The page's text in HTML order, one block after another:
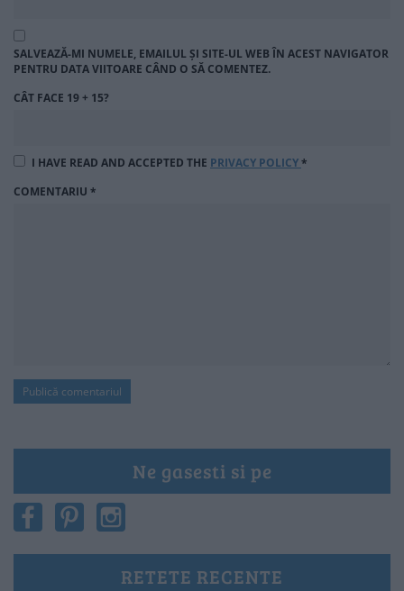
SALVEAZĂ-MI NUMELE, EMAILUL ȘI SITE-UL WEB ÎN ACEST NAVIGATOR
PENTRU DATA VIITOARE CÂND O SĂ COMENTEZ.
CÂT FACE 19 + 15?
I HAVE READ AND ACCEPTED THE PRIVACY POLICY*
COMENTARIU *
Ne gasesti si pe
RETETE RECENTE